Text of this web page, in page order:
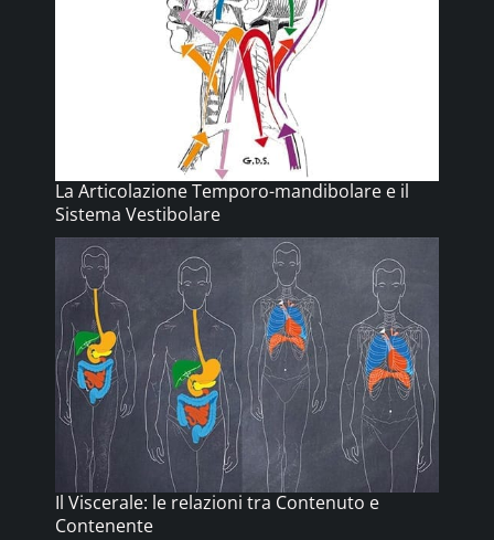
La Articolazione Temporo-mandibolare e il
Sistema Vestibolare
Il Viscerale: le relazioni tra Contenuto e
Contenente